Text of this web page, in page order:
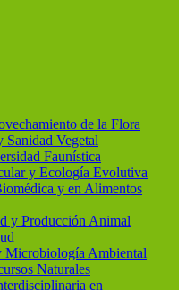
de la Flora
Vegetal
Faunística
y Ecología Evolutiva
y en Alimentos
y Producción Animal
Microbiología Ambiental
Naturales
en